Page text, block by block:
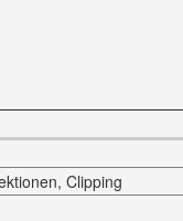
Clipping